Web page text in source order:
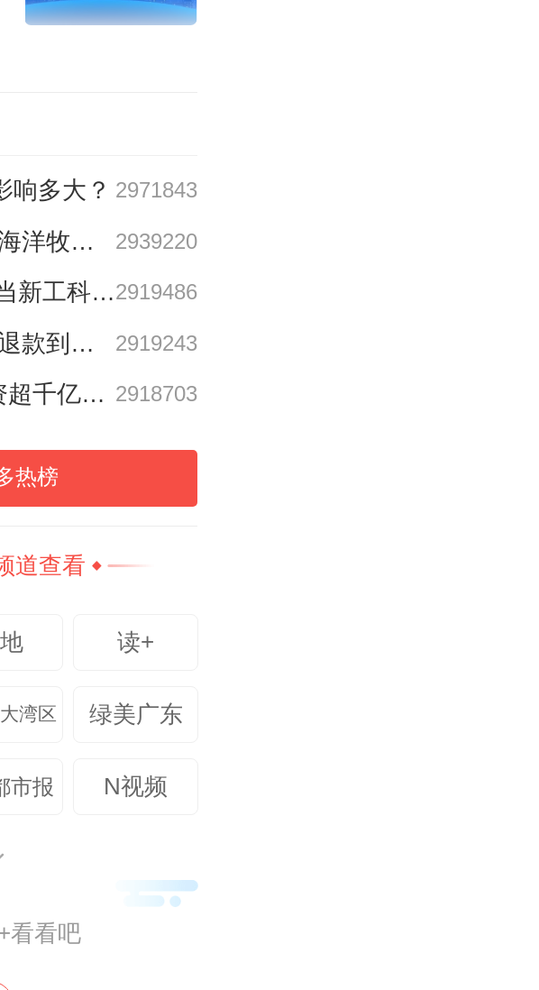
全、绿色为建
及招商运营工
项目选址于霞山
年，曾为全国最
150亿元，见证
市场。中国海
续老市场的产业
海湾”的一站式
响多大？ 2971843
千亿国资入场，广东现代化海洋牧场建设进入2.0时代｜聊点政经事 2939220
思想耀岭南 | 对话李泽湘：当新工科教育遇上大湾区超级供应链2919486
25个州联手“逼宫”、1000亿退款到账，特朗普关税“换壳”术还能撑多久？| 环球深壹度 2919243
南方+早班车 | 国企引领投资超千亿！广东现代化海洋牧场建设提速 2918703
热榜
道查看
读+
湾区 绿美广东
市报 N视频
看看吧